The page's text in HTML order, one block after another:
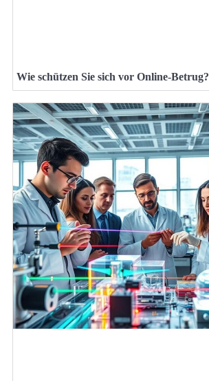
Wie schützen Sie sich vor Online-Betrug?